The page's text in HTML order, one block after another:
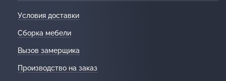
Условия доставки
Сборка мебели
Вызов замерщика
Производство на заказ